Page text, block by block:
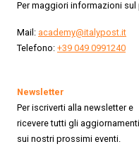
Per maggiori informazioni
Mail: academy@italypost.it
Telefono: +39 049 0991240
Newsletter
Per iscriverti alla newsletter e
ricevere tutti gli aggiornamenti
sui nostri prossimi eventi.